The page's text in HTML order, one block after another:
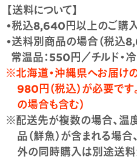
【送料について】
•税込8,640円以上のご購
•送料別商品の場合（税込
常温品：550円／チルド・
※北海道・沖縄県へお届け
980円（税込）が必要で
の場合も含む）
※配送先が複数の場合、温
品（鮮魚）が含まれる場合
外の同時購入は別途送料